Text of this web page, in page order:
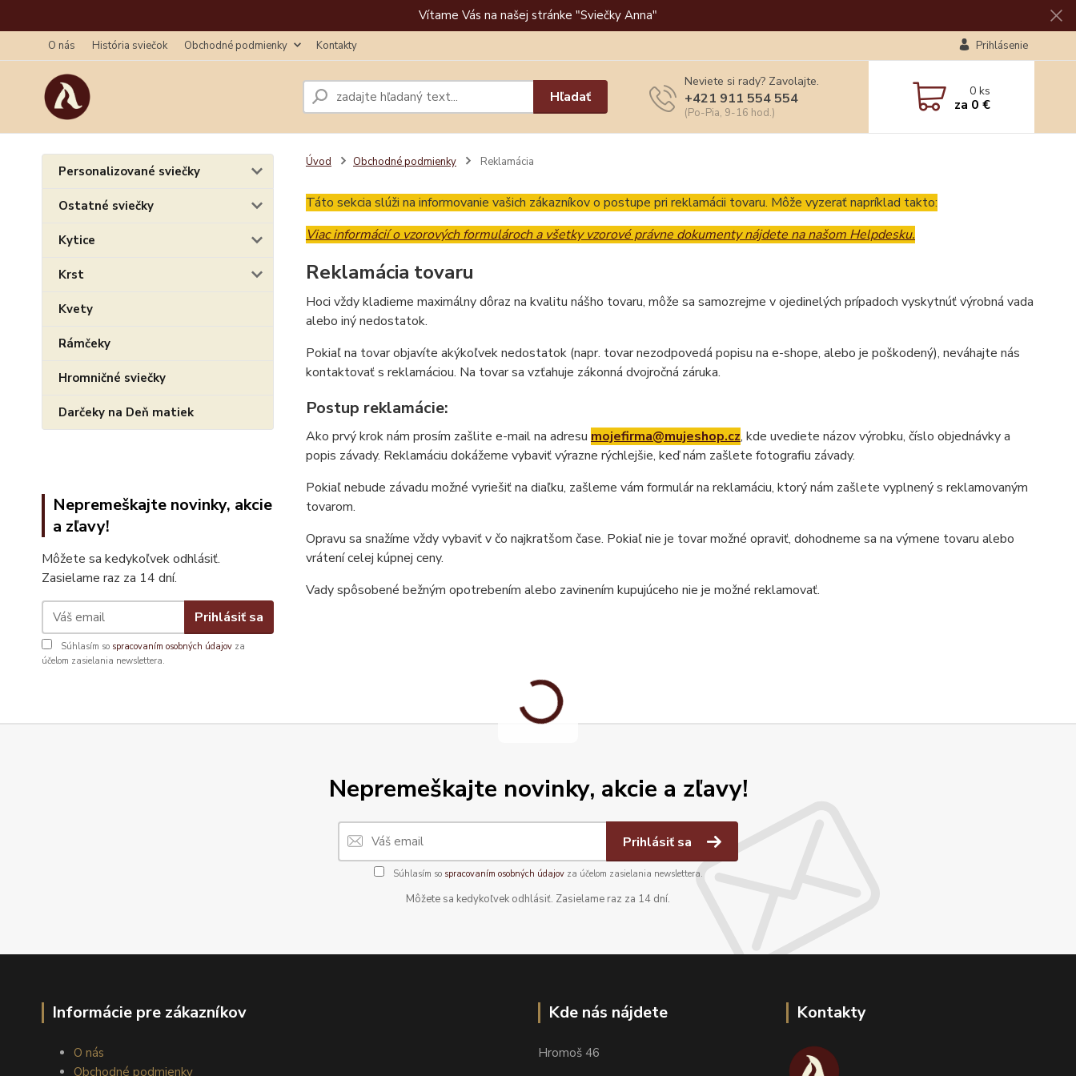
Vítame Vás na našej stránke "Sviečky Anna"
O nás História sviečok Obchodné podmienky Kontakty Prihlásenie
Hľadať
Neviete si rady? Zavolajte.
+421 911 554 554
(Po-Pia, 9-16 hod.)
0ks
za 0 €
Personalizované sviečky
Ostatné sviečky
Kytice
Krst
Kvety
Rámčeky
Hromničné sviečky
Darčeky na Deň matiek
Nepremeškajte novinky, akcie
a zľavy!
Môžete sa kedykoľvek odhlásiť.
Zasielame raz za 14 dní.
Prihlásiť sa
Súhlasím so spracovaním osobných údajov za
účelom zasielania newslettera.
Úvod Obchodné podmienky Reklamácia
Táto sekcia slúži na informovanie vašich zákazníkov o postupe pri reklamácii tovaru. Môže vyzerať napríklad takto:
Viac informácií o vzorových formulároch a všetky vzorové právne dokumenty nájdete na našom Helpdesku.
Reklamácia tovaru
Hoci vždy kladieme maximálny dôraz na kvalitu nášho tovaru, môže sa samozrejme v ojedinelých prípadoch vyskytnúť výrobná vada
alebo iný nedostatok.
Pokiaľ na tovar objavíte akýkoľvek nedostatok (napr. tovar nezodpovedá popisu na e-shope, alebo je poškodený), neváhajte nás
kontaktovať s reklamáciou. Na tovar sa vzťahuje zákonná dvojročná záruka.
Postup reklamácie:
Ako prvý krok nám prosím zašlite e-mail na adresu mojefirma@mujeshop.cz, kde uvediete názov výrobku, číslo objednávky a
popis závady. Reklamáciu dokážeme vybaviť výrazne rýchlejšie, keď nám zašlete fotografiu závady.
Pokiaľ nebude závadu možné vyriešiť na diaľku, zašleme vám formulár na reklamáciu, ktorý nám zašlete vyplnený s reklamovaným
tovarom.
Opravu sa snažíme vždy vybaviť v čo najkratšom čase. Pokiaľ nie je tovar možné opraviť, dohodneme sa na výmene tovaru alebo
vrátení celej kúpnej ceny.
Vady spôsobené bežným opotrebením alebo zavinením kupujúceho nie je možné reklamovať.
Nepremeškajte novinky, akcie a zľavy!
Prihlásiť sa
Súhlasím so spracovaním osobných údajovza účelom zasielania newslettera.
Môžete sa kedykoľvek odhlásiť. Zasielame raz za 14 dní.
Informácie pre zákazníkov
O nás
Obchodné podmienky
Kde nás nájdete
Hromoš 46
Kontakty